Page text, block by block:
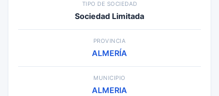
TIPO DE SOCIEDAD
Sociedad Limitada
PROVINCIA
ALMERÍA
MUNICIPIO
ALMERIA